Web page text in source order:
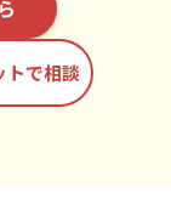
トで相談